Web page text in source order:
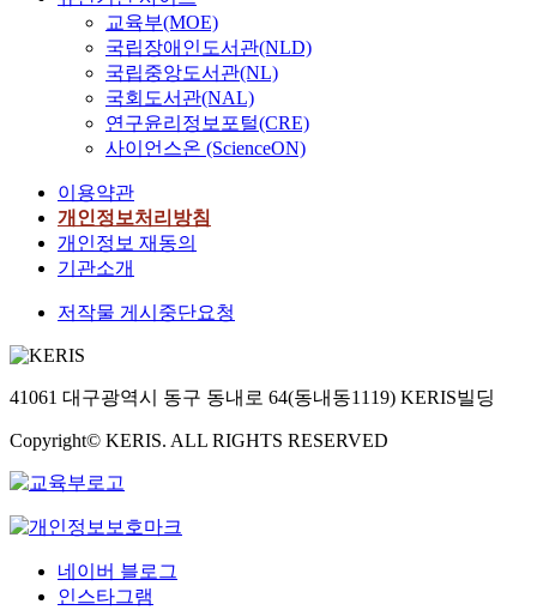
교육부(MOE)
국립장애인도서관(NLD)
국립중앙도서관(NL)
국회도서관(NAL)
연구윤리정보포털(CRE)
사이언스온 (ScienceON)
이용약관
개인정보처리방침
개인정보 재동의
기관소개
저작물 게시중단요청
41061 대구광역시 동구 동내로 64(동내동1119) KERIS빌딩
Copyright© KERIS. ALL RIGHTS RESERVED
네이버 블로그
인스타그램